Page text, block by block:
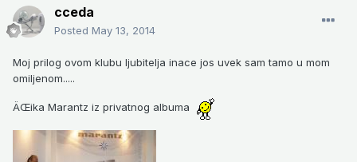
cceda
Posted May 13, 2014
Moj prilog ovom klubu ljubitelja inace jos uvek sam tamo u mom
omiljenom.....
ÄŒika Marantz iz privatnog albuma